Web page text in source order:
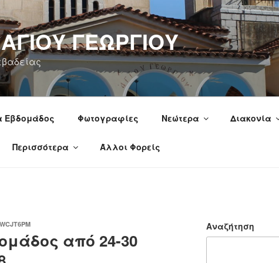
ΓΕΩΡΓΙΟΥ
Εβδομάδος Φωτογραφίες Νεώτερα Διακονία
Περισσότερα Άλλοι Φορείς
από 24-30
Αναζήτηση